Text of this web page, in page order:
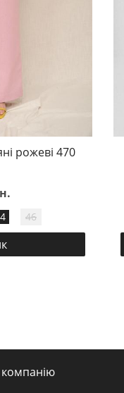
рожеві 470
46